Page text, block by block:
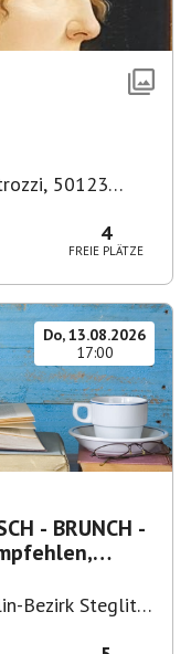
50123
4
FREIE PLÄTZE
Do, 13.08.2026
17:00
Bezirk Steglitz-